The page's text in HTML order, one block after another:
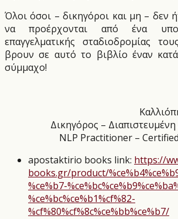
Όλοι όσοι – δικηγόροι και μη – δεν
να προέρχονται από ένα
επαγγελματικής σταδιοδρομίας
βρουν σε αυτό το βιβλίο έναν
σύμμαχο!
Δικηγόρος –
NLP Practitioner –
apostaktirio books link: https://
books.gr/product/
%ce%b7-
%ce%bc%ce%b1%cf%82-
%cf%80%cf%8c%ce%bb%ce%b7/